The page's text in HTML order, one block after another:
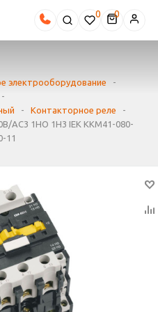
0
электрооборудование
-
-
- Контакторное реле
-
AC3 1HО 1H3 IEK KKM41-080-
11